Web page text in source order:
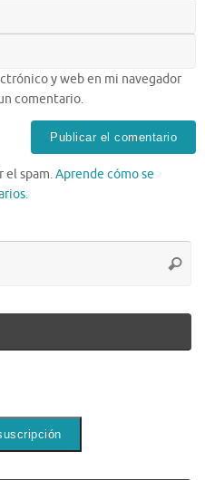
y web en mi navegador
comentario.
el spam.Aprende cómo se